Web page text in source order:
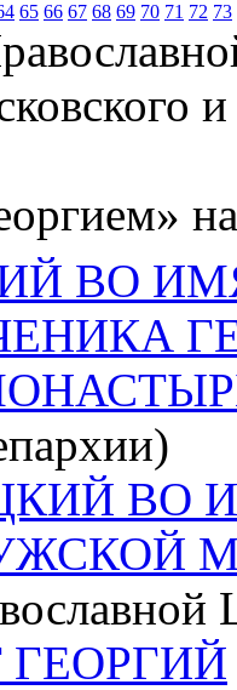
65 66 67 68 69 70 71 72 73
ВО
ВО